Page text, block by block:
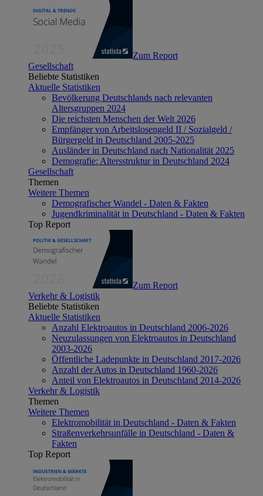
Zum Report
Gesellschaft
Beliebte Statistiken
Aktuelle Statistiken
Bevölkerung Deutschlands nach relevanten
Altersgruppen 2024
Die reichsten Menschen der Welt 2026
Empfänger von Arbeitslosengeld II / Sozialgeld /
Bürgergeld in Deutschland 2005-2025
Ausländer in Deutschland nach Nationalität 2025
Demografie: Altersstruktur in Deutschland 2024
Gesellschaft
Themen
Weitere Themen
Demografischer Wandel - Daten & Fakten
Jugendkriminalität in Deutschland - Daten & Fakten
Top Report
Zum Report
Verkehr & Logistik
Beliebte Statistiken
Aktuelle Statistiken
Anzahl Elektroautos in Deutschland 2006-2026
Neuzulassungen von Elektroautos in Deutschland
2003-2026
Öffentliche Ladepunkte in Deutschland 2017-2026
Anzahl der Autos in Deutschland 1960-2026
Anteil von Elektroautos in Deutschland 2014-2026
Verkehr & Logistik
Themen
Weitere Themen
Elektromobilität in Deutschland - Daten & Fakten
Straßenverkehrsunfälle in Deutschland - Daten &
Fakten
Top Report